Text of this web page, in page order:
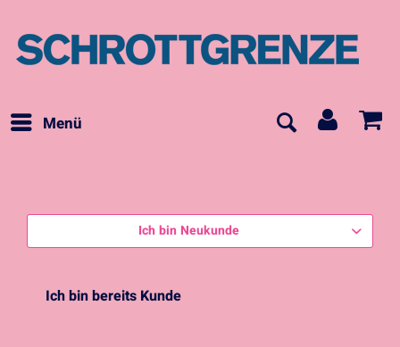
Menü
Ich bin Neukunde
Ich bin bereits Kunde